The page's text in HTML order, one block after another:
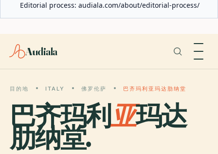
Editorial process: audiala.com/about/editorial-process/
Audiala
目的地 ITALY 佛罗伦萨 巴齐玛利亚玛达肋纳堂
巴齐玛利亚玛达
肋纳堂.